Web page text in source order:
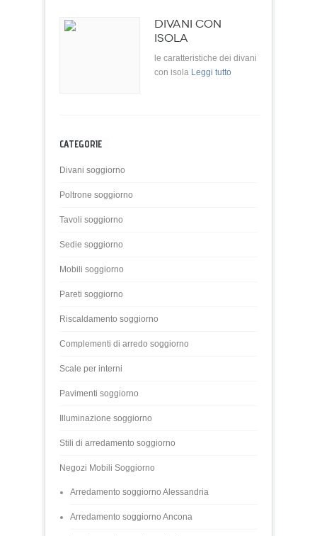
DIVANI CON
ISOLA
le caratteristiche dei divani
con isola Leggi tutto
CATEGORIE
Divani soggiorno
Poltrone soggiorno
Tavoli soggiorno
Sedie soggiorno
Mobili soggiorno
Pareti soggiorno
Riscaldamento soggiorno
Complementi di arredo soggiorno
Scale per interni
Pavimenti soggiorno
Illuminazione soggiorno
Stili di arredamento soggiorno
Negozi Mobili Soggiorno
Arredamento soggiorno Alessandria
Arredamento soggiorno Ancona